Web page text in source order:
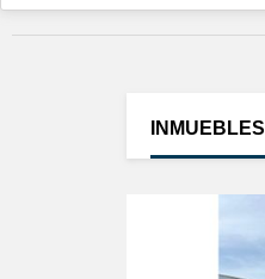
INMUEBLES